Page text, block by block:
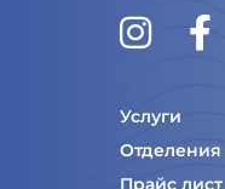
Услуги
Отделения
Прайс лист